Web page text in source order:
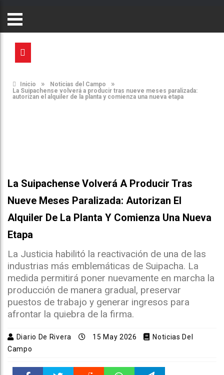
Inicio » Noticias del Campo »
La Suipachense volverá a producir tras nueve meses paralizada:
autorizan el alquiler de la planta y comienza una nueva etapa
La Suipachense Volverá A Producir Tras
Nueve Meses Paralizada: Autorizan El
Alquiler De La Planta Y Comienza Una Nueva
Etapa
La Justicia habilitó la reactivación de una de las
industrias más emblemáticas de Suipacha. La
medida permitirá poner nuevamente en marcha la
producción de manera gradual, preservar
puestos de trabajo y generar ingresos para
afrontar la quiebra de la firma.
Diario De Rivera 15 May 2026
Noticias Del
Campo